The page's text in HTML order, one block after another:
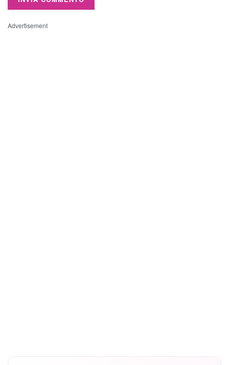
Advertisement